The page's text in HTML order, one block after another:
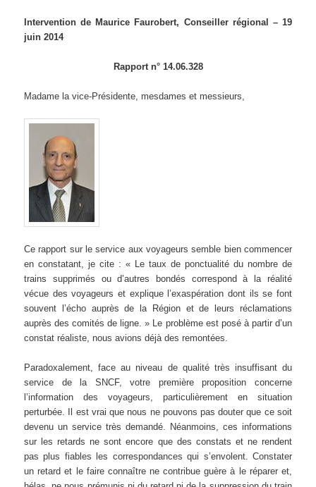
Intervention de Maurice Faurobert, Conseiller régional – 19
juin 2014
Rapport n° 14.06.328
Madame la vice-Présidente, mesdames et messieurs,
Ce rapport sur le service aux voyageurs semble bien commencer
en constatant, je cite : « Le taux de ponctualité du nombre de
trains supprimés ou d’autres bondés correspond à la réalité
vécue des voyageurs et explique l’exaspération dont ils se font
souvent l’écho auprès de la Région et de leurs réclamations
auprès des comités de ligne. » Le problème est posé à partir d’un
constat réaliste, nous avions déjà des remontées.
Paradoxalement, face au niveau de qualité très insuffisant du
service de la SNCF, votre première proposition concerne
l’information des voyageurs, particulièrement en situation
perturbée. Il est vrai que nous ne pouvons pas douter que ce soit
devenu un service très demandé. Néanmoins, ces informations
sur les retards ne sont encore que des constats et ne rendent
pas plus fiables les correspondances qui s’envolent. Constater
un retard et le faire connaître ne contribue guère à le réparer et,